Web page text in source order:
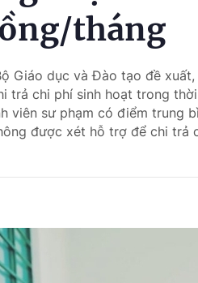
tháng
Giáo dục và Đào tạo đề
trả chi phí sinh hoạt trong
viên sư phạm có điểm trung
được xét hỗ trợ để chi trả